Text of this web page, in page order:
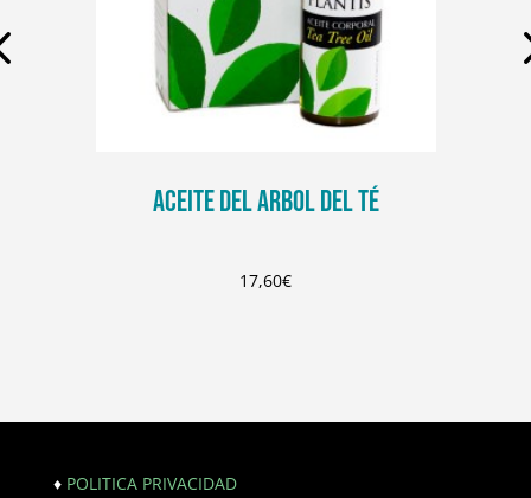
ACEITE DEL ARBOL DEL TÉ
17,60€
♦ POLITICA PRIVACIDAD